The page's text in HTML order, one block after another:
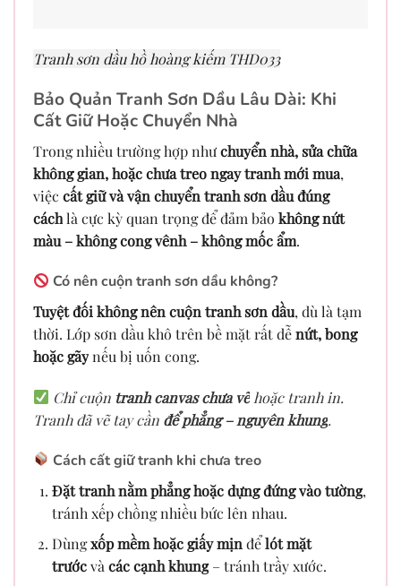
Tranh sơn dầu hồ hoàng kiếm THD033
Bảo Quản Tranh Sơn Dầu Lâu Dài: Khi
Cất Giữ Hoặc Chuyển Nhà
Trong nhiều trường hợp nhưchuyển nhà, sửa chữa
không gian, hoặc chưa treo ngay tranh mới mua,
việc cất giữ và vận chuyển tranh sơn dầu đúng
cáchlà cực kỳ quan trọng để đảm bảo không nứt
màu – không cong vênh – không mốc ẩm.
Có nên cuộn tranh sơn dầu không?
Tuyệt đối không nên cuộn tranh sơn dầu, dù là tạm
thời. Lớp sơn dầu khô trên bề mặt rất dễnứt, bong
hoặc gãynếu bị uốn cong.
Chỉ cuộn tranh canvas chưa vẽ hoặc tranh in.
Tranh đã vẽ tay cần để phẳng – nguyên khung.
Cách cất giữ tranh khi chưa treo
Đặt tranh nằm phẳng hoặc dựng đứng vào tường,
tránh xếp chồng nhiều bức lên nhau.
Dùngxốp mềm hoặc giấy mịnđểlót mặt
trướcvàcác cạnh khung– tránh trầy xước.